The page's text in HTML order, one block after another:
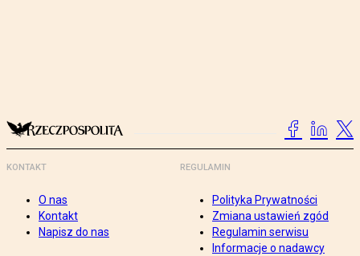
KONTAKT
O nas
Kontakt
Napisz do nas
REGULAMIN
Polityka Prywatności
Zmiana ustawień zgód
Regulamin serwisu
Informacje o nadawcy